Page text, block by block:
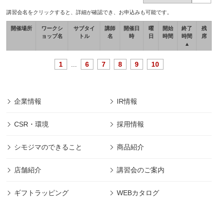
講習会名をクリックすると、詳細が確認でき、お申込みも可能です。
開催場所
ワークシ
ョップ名
サブタイ
トル
講師
名
開催日
時
曜
日
開始
時間
終了
時間
▲
残
席
1 6 7 8 9 10
企業情報 IR情報
CSR・環境 採用情報
シモジマのできること 商品紹介
店舗紹介 講習会のご案内
ギフトラッピング WEBカタログ